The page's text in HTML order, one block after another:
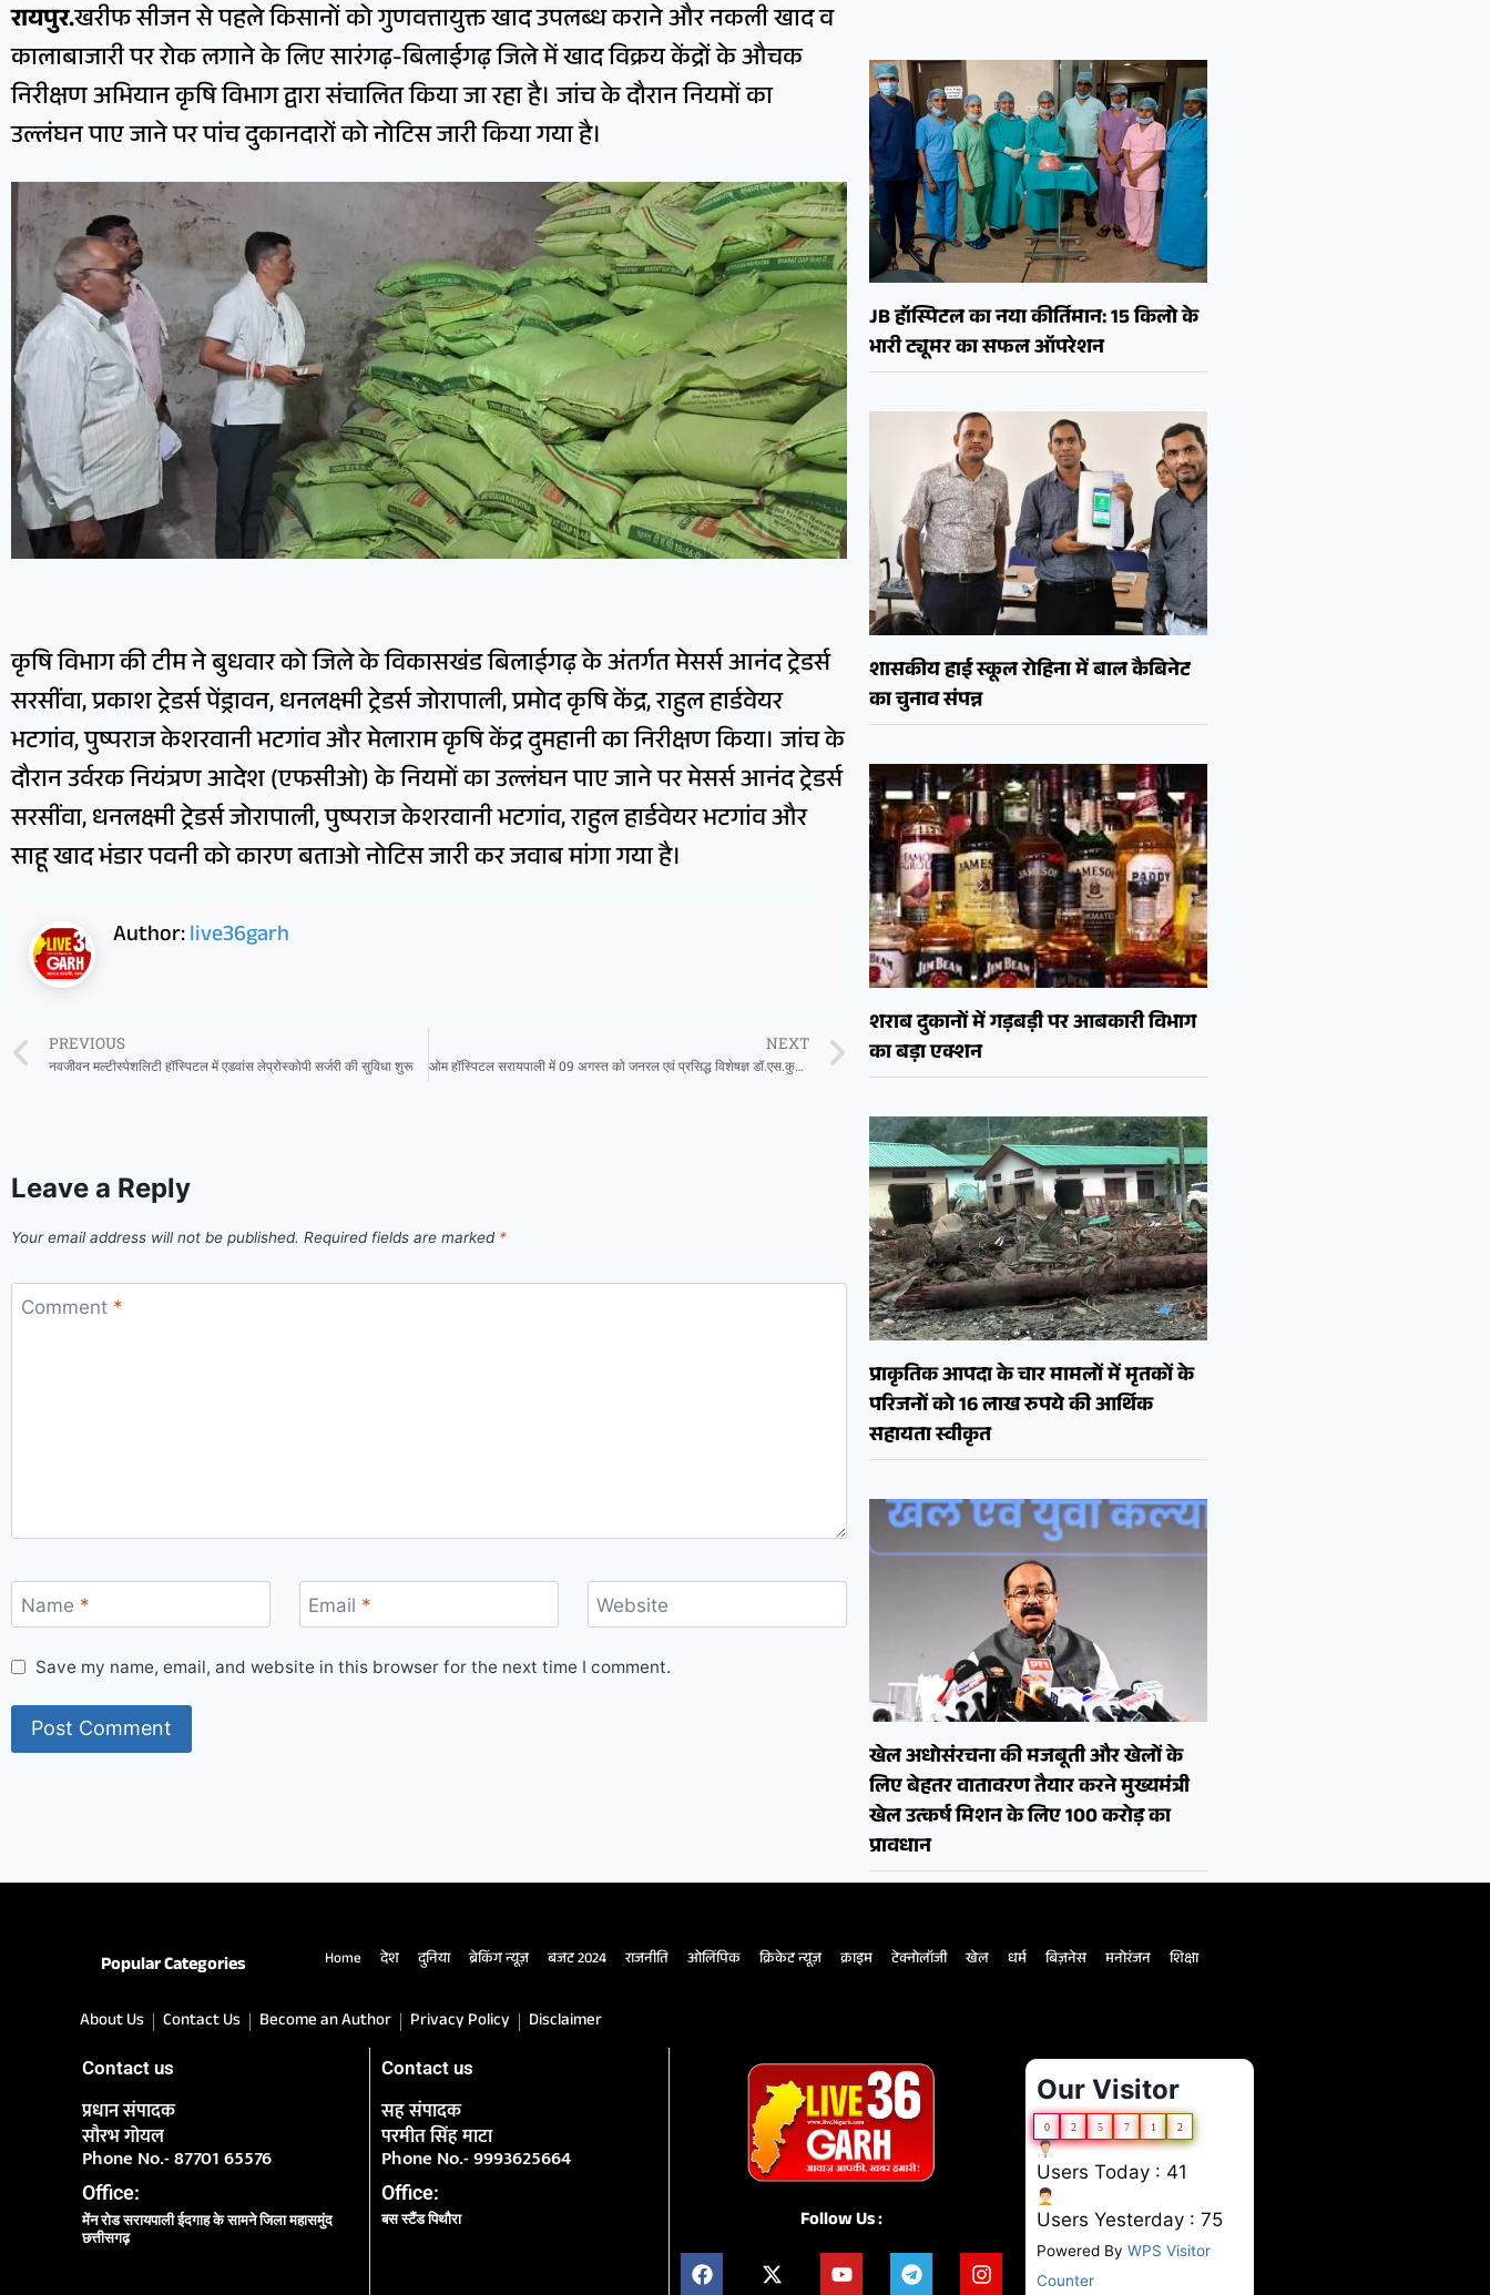
रायपुर.खरीफ सीजन से पहले किसानों को गुणवत्तायुक्त खाद उपलब्ध कराने और नकली खाद व
कालाबाजारी पर रोक लगाने के लिए सारंगढ़-बिलाईगढ़ जिले में खाद विक्रय केंद्रों के औचक
निरीक्षण अभियान कृषि विभाग द्वारा संचालित किया जा रहा है। जांच के दौरान नियमों का
उल्लंघन पाए जाने पर पांच दुकानदारों को नोटिस जारी किया गया है।
कृषि विभाग की टीम ने बुधवार को जिले के विकासखंड बिलाईगढ़ के अंतर्गत मेसर्स आनंद ट्रेडर्स
सरसींवा, प्रकाश ट्रेडर्स पेंड्रावन, धनलक्ष्मी ट्रेडर्स जोरापाली, प्रमोद कृषि केंद्र, राहुल हार्डवेयर
भटगांव, पुष्पराज केशरवानी भटगांव और मेलाराम कृषि केंद्र दुमहानी का निरीक्षण किया। जांच के
दौरान उर्वरक नियंत्रण आदेश (एफसीओ) के नियमों का उल्लंघन पाए जाने पर मेसर्स आनंद ट्रेडर्स
सरसींवा, धनलक्ष्मी ट्रेडर्स जोरापाली, पुष्पराज केशरवानी भटगांव, राहुल हार्डवेयर भटगांव और
साहू खाद भंडार पवनी को कारण बताओ नोटिस जारी कर जवाब मांगा गया है।
Author:live36garh
PREVIOUS
नवजीवन मल्टीस्पेशलिटी हॉस्पिटल में एडवांस लेप्रोस्कोपी सर्जरी की सुविधा शुरू
NEXT
ओम हॉस्पिटल सरायपाली में 09 अगस्त को जनरल एवं प्रसिद्ध विशेषज्ञ डॉ.एस.कुमार देंगे परामर्श
Leave a Reply
Your email address will not be published. Required fields are marked *
Comment *
Name * Email * Website
Save my name, email, and website in this browser for the next time I comment.
JB हॉस्पिटल का नया कीर्तिमान: 15 किलो के
भारी ट्यूमर का सफल ऑपरेशन
शासकीय हाई स्कूल रोहिना में बाल कैबिनेट
का चुनाव संपन्न
शराब दुकानों में गड़बड़ी पर आबकारी विभाग
का बड़ा एक्शन
प्राकृतिक आपदा के चार मामलों में मृतकों के
परिजनों को 16 लाख रुपये की आर्थिक
सहायता स्वीकृत
खेल अधोसंरचना की मजबूती और खेलों के
लिए बेहतर वातावरण तैयार करने मुख्यमंत्री
खेल उत्कर्ष मिशन के लिए 100 करोड़ का
प्रावधान
Popular Categories Home देश दुनिया ब्रेकिंग न्यूज़ बजट 2024 राजनीति ओलिंपिक क्रिकेट न्यूज़ क्राइम टेक्नोलॉजी खेल धर्म बिज़नेस मनोरंजन शिक्षा
About Us Contact Us Become an Author Privacy Policy Disclaimer
Contact us
प्रधान संपादक
सौरभ गोयल
Phone No.- 87701 65576
Office:
मेंन रोड सरायपाली ईदगाह के सामने जिला महासमुंद
छत्तीसगढ़
Contact us
सह संपादक
परमीत सिंह माटा
Phone No.- 9993625664
Office:
बस स्टैंड पिथौरा Follow Us :
Our Visitor
0 2 5 7 1 2
Users Today : 41
Users Yesterday : 75
Powered By WPS Visitor
Counter